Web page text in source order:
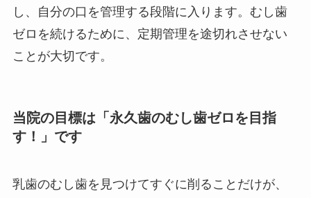
し、自分の口を管理する段階に入ります。むし歯
ゼロを続けるために、定期管理を途切れさせない
ことが大切です。
当院の目標は「永久歯のむし歯ゼロを目指
す！」です
乳歯のむし歯を見つけてすぐに削ることだけが、